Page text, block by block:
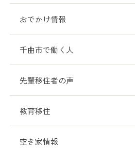
おでかけ情報
千曲市で働く人
先輩移住者の声
教育移住
空き家情報